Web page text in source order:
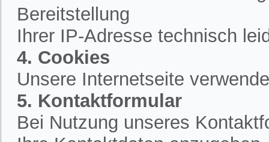
Bereitstellung
Ihrer IP-Adresse technisch
4. Cookies
Unsere Internetseite
5. Kontaktformular
Bei Nutzung unseres